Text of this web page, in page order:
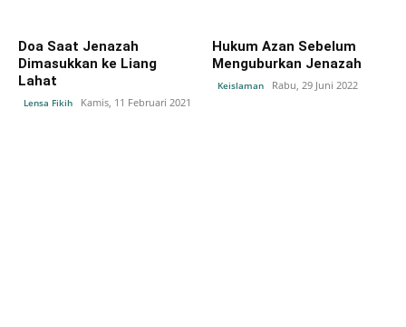
Doa Saat Jenazah
Dimasukkan ke Liang
Lahat
Lensa Fikih Kamis, 11 Februari 2021
Hukum Azan Sebelum
Menguburkan Jenazah
Keislaman Rabu, 29 Juni 2022